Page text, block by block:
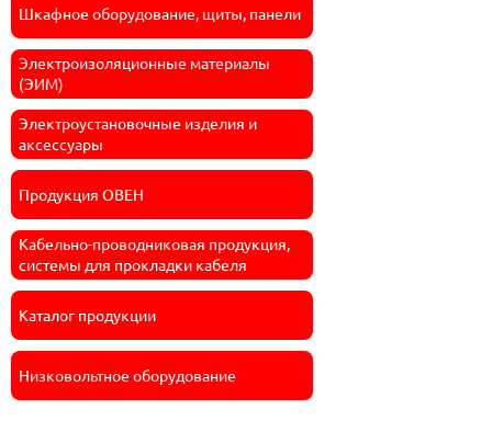
Шкафное оборудование, щиты, панели
Электроизоляционные материалы
(ЭИМ)
Электроустановочные изделия и
аксессуары
Продукция ОВЕН
Кабельно-проводниковая продукция,
системы для прокладки кабеля
Каталог продукции
Низковольтное оборудование